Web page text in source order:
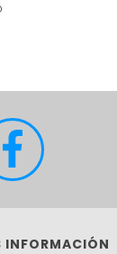
INFORMACIÓN